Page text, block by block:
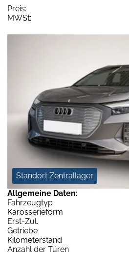
Preis:
MWSt:
Standort Zentrallager
Allgemeine Daten:
Fahrzeugtyp
Karosserieform
Erst-Zul.
Getriebe
Kilometerstand
Anzahl der Türen